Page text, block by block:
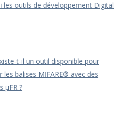
les outils de développement Digital
t-il un outil disponible pour
les balises MIFARE® avec des
μFR ?